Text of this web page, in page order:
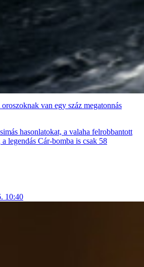
van egy száz megatonnás
hasonlatokat, a valaha felrobbantott
legendás Cár-bomba is csak 58
10:40